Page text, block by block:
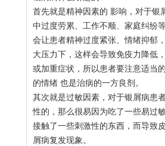
首先就是精神因素的 影响，对于银
中过度劳累、工作不顺、家庭纠纷
会让患者精神过度紧张、情绪抑郁
大压力下，这样会导致免疫力降低
或加重症状，所以患者要注意适当
的情绪 也是治病的一方良剂。
其次就是过敏因素，对于银屑病患
性的，那么很易因为吃了一些易过
接触了一些刺激性的东西，而导致
屑病复发现象。